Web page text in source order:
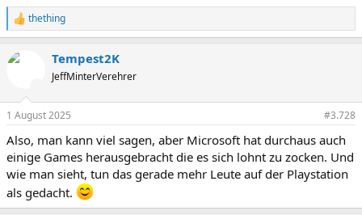
R
e
k
o
n
e
n
:
thething
Tempest2K
JeffMinterVerehrer
1 August 2025 #3.728
Also, man kann viel sagen, aber Microsoft hat durchaus auch
einige Games herausgebracht die es sich lohnt zu zocken. Und
wie man sieht, tun das gerade mehr Leute auf der Playstation
als gedacht.